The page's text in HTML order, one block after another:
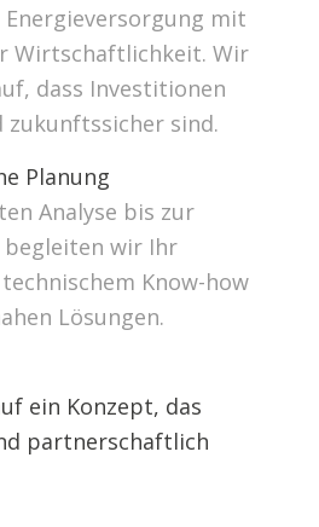
mit
Wirtschaftlichkeit. Wir
dass Investitionen
zukunftssicher sind.
Planung
Analyse bis zur
begleiten wir Ihr
Know-how
Lösungen.
ein Konzept, das
partnerschaftlich